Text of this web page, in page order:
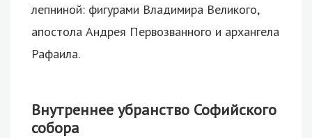
лепниной: фигурами Владимира Великого,
апостола Андрея Первозванного и архангела
Рафаила.
Внутреннее убранство Софийского
собора